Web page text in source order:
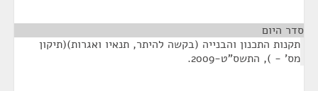
סדר היום
תקנות התכנון והבנייה (בקשה להיתר, תנאיו ואגרות)(תיקון
מס' - ), התשס"ט-2009.